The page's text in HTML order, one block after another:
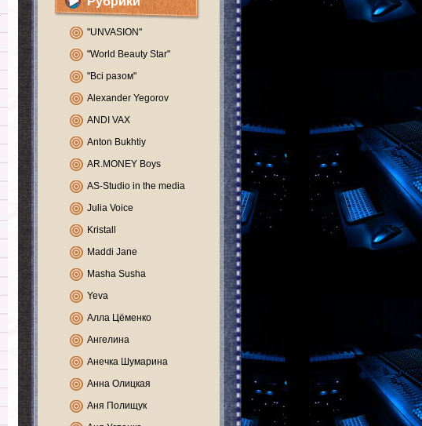
"UNVASION"
"World Beauty Star"
"Всі разом"
Alexander Yegorov
ANDI VAX
Anton Bukhtiy
AR.MONEY Boys
AS-Studio in the media
Julia Voice
Kristall
Maddi Jane
Masha Susha
Yeva
Алла Цёменко
Ангелина
Анечка Шумарина
Анна Олицкая
Аня Полищук